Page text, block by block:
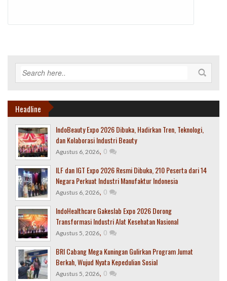
Headline
IndoBeauty Expo 2026 Dibuka, Hadirkan Tren, Teknologi,
dan Kolaborasi Industri Beauty
Agustus 6, 2026, 0
ILF dan IGT Expo 2026 Resmi Dibuka, 210 Peserta dari 14
Negara Perkuat Industri Manufaktur Indonesia
Agustus 6, 2026, 0
IndoHealthcare Gakeslab Expo 2026 Dorong
Transformasi Industri Alat Kesehatan Nasional
Agustus 5, 2026, 0
BRI Cabang Mega Kuningan Gulirkan Program Jumat
Berkah, Wujud Nyata Kepedulian Sosial
Agustus 5, 2026, 0